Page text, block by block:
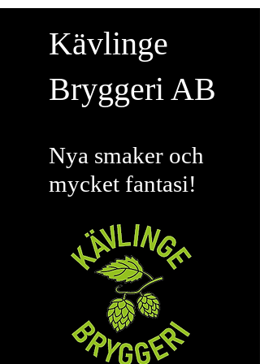
Kävlinge
Bryggeri AB
Nya smaker och
mycket fantasi!